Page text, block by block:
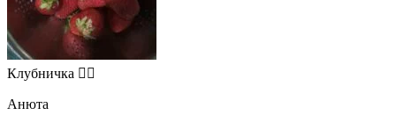
Клубничка 👍🏻
Анюта